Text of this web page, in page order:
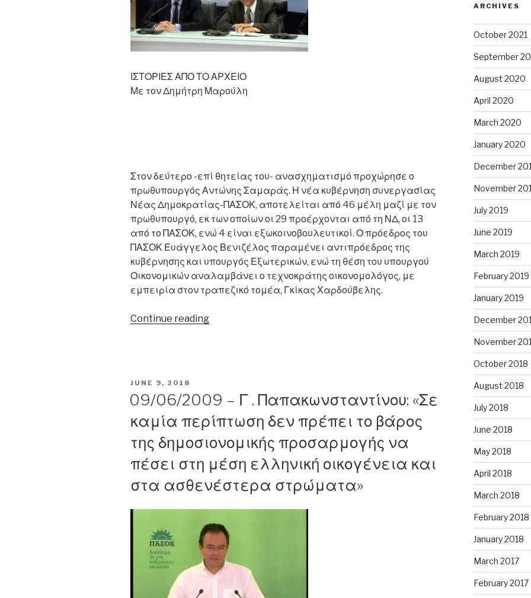
ΙΣΤΟΡΙΕΣ ΑΠΟ ΤΟ ΑΡΧΕΙΟ
Με τον Δημήτρη Μαρούλη
Στον δεύτερο -επί θητείας του- ανασχηματισμό προχώρησε ο
πρωθυπουργός Αντώνης Σαμαράς. Η νέα κυβέρνηση συνεργασίας
Νέας Δημοκρατίας-ΠΑΣΟΚ, αποτελείται από 46 μέλη μαζί με τον
πρωθυπουργό, εκ των οποίων οι 29 προέρχονται από τη ΝΔ, οι 13
από το ΠΑΣΟΚ, ενώ 4 είναι εξωκοινοβουλευτικοί. Ο πρόεδρος του
ΠΑΣΟΚ Ευάγγελος Βενιζέλος παραμένει αντιπρόεδρος της
κυβέρνησης και υπουργός Εξωτερικών, ενώ τη θέση του υπουργού
Οικονομικών αναλαμβάνει ο τεχνοκράτης οικονομολόγος, με
εμπειρία στον τραπεζικό τομέα, Γκίκας Χαρδούβελης.
Continue reading“10/06/2014
υποφέρουμε»”
POSTED
JUNE 9, 2018
09/06/2009 – Γ . Παπακωνσταντίνου: «Σε
καμία περίπτωση δεν πρέπει το βάρος
της δημοσιονομικής προσαρμογής να
πέσει στη μέση ελληνική οικογένεια και
στα ασθενέστερα στρώματα»
ARCHIVES
October 2021
September
August 2020
April 2020
March 2020
January 2020
December
November
July 2019
June 2019
March 2019
February 2019
January 2019
December
November
October 2018
August 2018
July 2018
June 2018
May 2018
April 2018
March 2018
February 2018
January 2018
March 2017
February 2017